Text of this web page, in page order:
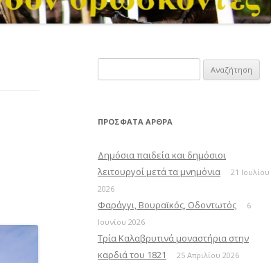
για:
ΠΡΌΣΦΑΤΑ ΆΡΘΡΑ
Δημόσια παιδεία και δημόσιοι
λειτουργοί μετά τα μνημόνια
21 Ιουλίου
2026
Φαράγγι, Βουραϊκός, Οδοντωτός
6
Ιουνίου 2026
Τρία Καλαβρυτινά μοναστήρια στην
καρδιά του 1821
25 Απριλίου 2026